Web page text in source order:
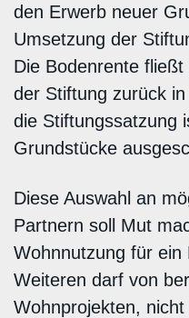
den Erwerb neuer
Umsetzung der
Die Bodenrente
der Stiftung zurück
die Stiftungssatzung
Grundstücke
Diese Auswahl an
Partnern soll Mut
Wohnnutzung für
Weiteren darf von
Wohnprojekten,